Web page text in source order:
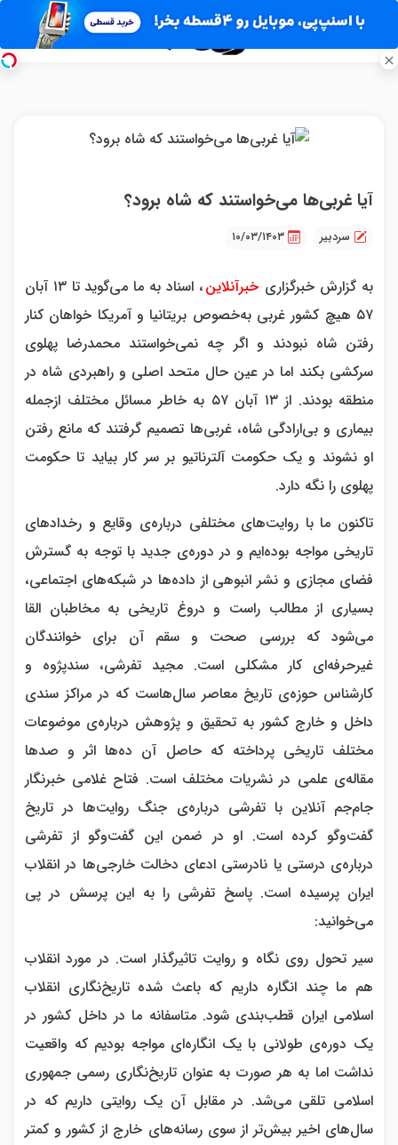
آیا غربی‌ها می‌خواستند که شاه برود؟
سردبیر ۱۰/۰۳/۱۴۰۳
به گزارش خبرگزاری خبرآنلاین
، اسناد به ما می‌گوید تا ۱۳ آبان
۵۷ هیچ کشور غربی به‌خصوص بریتانیا و آمریکا خواهان کنار
رفتن شاه نبودند و اگر چه نمی‌خواستند محمدرضا پهلوی
سرکشی بکند اما در عین حال متحد اصلی و راهبردی شاه در
منطقه بودند. از ۱۳ آبان ۵۷ به خاطر مسائل مختلف ازجمله
بیماری و بی‌ارادگی شاه، غربی‌ها تصمیم گرفتند که مانع رفتن
او نشوند و یک حکومت آلترناتیو بر سر کار بیاید تا حکومت
پهلوی را نگه دارد.
تاکنون ما با روایت‌های مختلفی درباره‌ی وقایع و رخدادهای
تاریخی مواجه بوده‌ایم و در دوره‌ی جدید با توجه به گسترش
فضای مجازی و نشر انبوهی از داده‌ها در شبکه‌های اجتماعی،
بسیاری از مطالب راست و دروغ تاریخی به مخاطبان القا
می‌شود که بررسی صحت و سقم آن برای خوانندگان
غیرحرفه‌ای کار مشکلی است. مجید تفرشی، سندپژوه و
کارشناس حوزه‌ی تاریخ معاصر سال‌هاست که در مراکز سندی
داخل و خارج کشور به تحقیق و پژوهش درباره‌ی موضوعات
مختلف تاریخی پرداخته که حاصل آن ده‌ها اثر و صدها
مقاله‌ی علمی در نشریات مختلف است. فتاح غلامی خبرنگار
جام‌جم آنلاین با تفرشی درباره‌ی جنگ روایت‌ها در تاریخ
گفت‌وگو کرده است. او در ضمن این گفت‌وگو از تفرشی
درباره‌ی درستی یا نادرستی ادعای دخالت خارجی‌ها در انقلاب
ایران پرسیده است. پاسخ تفرشی را به این پرسش در پی
می‌خوانید:
سیر تحول روی نگاه و روایت تاثیرگذار است. در مورد انقلاب
هم ما چند انگاره داریم که باعث شده تاریخ‌نگاری انقلاب
اسلامی ایران قطب‌بندی شود. متاسفانه ما در داخل کشور در
یک دوره‌ی طولانی با یک انگاره‌ای مواجه بودیم که واقعیت
نداشت اما به هر صورت به عنوان تاریخ‌نگاری رسمی جمهوری
اسلامی تلقی می‌شد. در مقابل آن یک روایتی داریم که در
سال‌های اخیر بیش‌تر از سوی رسانه‌های خارج از کشور و کمتر